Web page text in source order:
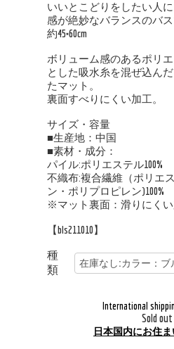
いいとこどりをしたい人
感が絶妙なバランスのバス
約45×60cm
ボリューム感のあるポリ
とした吸水糸を混ぜ込ん
たマット。
裏面すべりにくい加工。
サイズ・容量
■生産地：中国
■素材・成分：
パイル:ポリエステル100%
不織布:複合繊維（ポリエ
ン・ポリプロピレン)100%
※マット裏面：滑りにく
【bls211010】
種
類
International
Sold out
日本国内にお住